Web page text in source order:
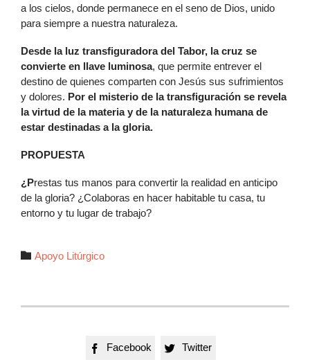
a los cielos, donde permanece en el seno de Dios, unido
para siempre a nuestra naturaleza.
Desde la luz transfiguradora del Tabor, la cruz se
convierte en llave luminosa, que permite entrever el
destino de quienes comparten con Jesús sus sufrimientos
y dolores. Por el misterio de la transfiguración se revela
la virtud de la materia y de la naturaleza humana de
estar destinadas a la gloria.
PROPUESTA
¿Prestas tus manos para convertir la realidad en anticipo
de la gloria? ¿Colaboras en hacer habitable tu casa, tu
entorno y tu lugar de trabajo?
 Autor
Apoyo Litúrgico
 Facebook  Twitter